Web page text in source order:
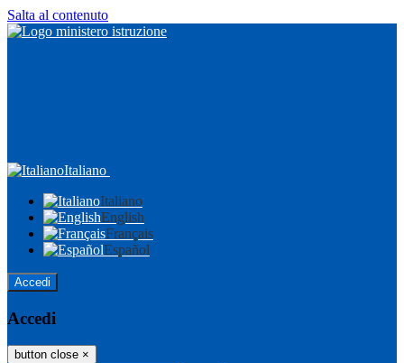
Salta al contenuto
Italiano
Italiano
English
Français
Español
Accedi
Accedi
button close ×